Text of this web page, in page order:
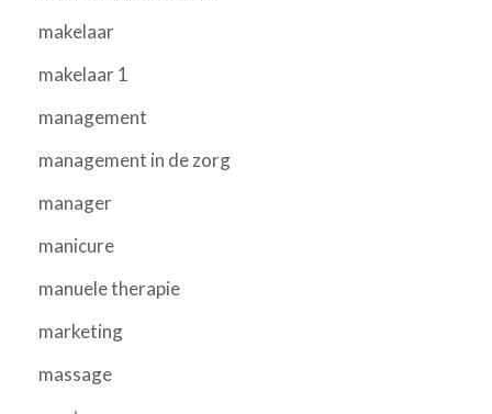
makelaar
makelaar 1
management
management in de zorg
manager
manicure
manuele therapie
marketing
massage